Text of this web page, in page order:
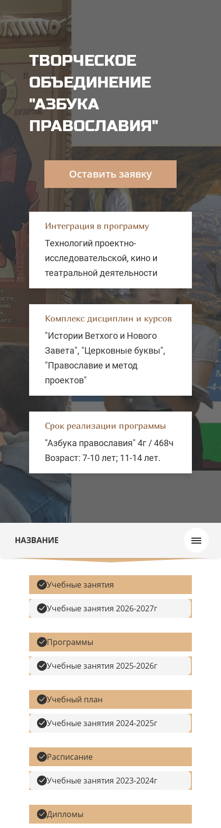
ТВОРЧЕСКОЕ
ОБЪЕДИНЕНИЕ
"АЗБУКА
ПРАВОСЛАВИЯ"
Оставить заявку
Интеграция в программу
Технологий проектно-
исследовательской, кино и
театральной деятельности
Комплекс дисциплин и курсов
"Истории Ветхого и Нового
Завета", "Церковные буквы",
"Православие и метод
проектов"
Срок реализации программы
"Азбука православия" 4г / 468ч
Возраст: 7-10 лет; 11-14 лет.
НАЗВАНИЕ
Учебные занятия
Учебные занятия 2026-2027г
Программы
Учебные занятия 2025-2026г
Учебный план
Учебные занятия 2024-2025г
Расписание
Учебные занятия 2023-2024г
Дипломы